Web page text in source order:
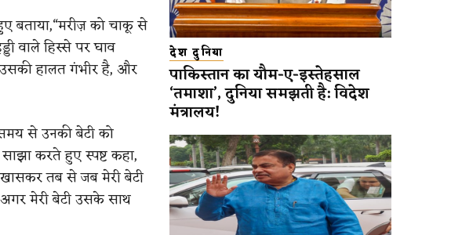
बताया,“मरीज़ को चाकू से
वाले हिस्से पर घाव
हालत गंभीर है, और
से उनकी बेटी को
करते हुए स्पष्ट कहा,
तब से जब मेरी बेटी
मेरी बेटी उसके साथ
देश दुनिया
पाकिस्तान का यौम-ए-इस्तेहसाल
‘तमाशा’, दुनिया समझती है: विदेश
मंत्रालय!